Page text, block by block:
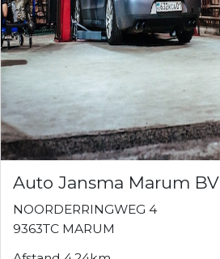
Auto Jansma Marum BV
NOORDERRINGWEG 4
9363TC MARUM